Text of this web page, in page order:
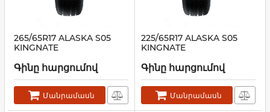
265/65R17 ALASKA S05
KINGNATE
Գինը հարցումով
Մանրամասն
225/65R17 ALASKA S05
KINGNATE
Գինը հարցումով
Մանրամասն